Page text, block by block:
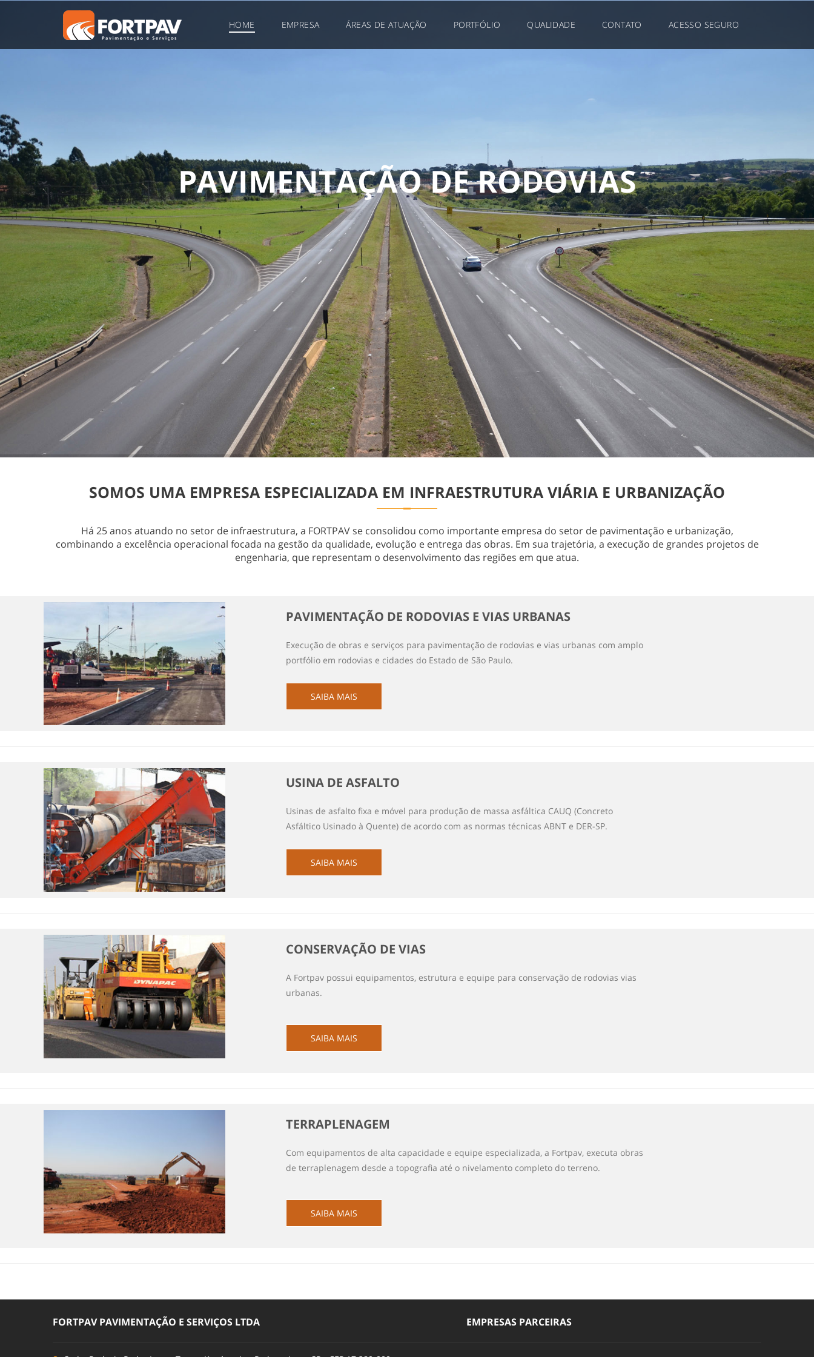
HOME EMPRESA ÁREAS DE ATUAÇÃO PORTFÓLIO QUALIDADE CONTATO ACESSO SEGURO
PAVIMENTAÇÃODERODOVIAS
SOMOS UMA EMPRESA ESPECIALIZADA EM INFRAESTRUTURA VIÁRIA E URBANIZAÇÃO
Há 25 anos atuando no setor de infraestrutura, a FORTPAV se consolidou como importante empresa do setor de pavimentação e urbanização,
combinando a excelência operacional focada na gestão da qualidade, evolução e entrega das obras. Em sua trajetória, a execução de grandes projetos de
engenharia, que representam o desenvolvimento das regiões em que atua.
PAVIMENTAÇÃO DE RODOVIAS E VIAS URBANAS
Execução de obras e serviços para pavimentação de rodovias e vias urbanas com amplo
portfólio em rodovias e cidades do Estado de São Paulo.
SAIBA MAIS
USINA DE ASFALTO
Usinas de asfalto fixa e móvel para produção de massa asfáltica CAUQ (Concreto
Asfáltico Usinado à Quente) de acordo com as normas técnicas ABNT e DER-SP.
SAIBA MAIS
CONSERVAÇÃO DE VIAS
A Fortpav possui equipamentos, estrutura e equipe para conservação de rodovias vias
urbanas.
SAIBA MAIS
TERRAPLENAGEM
Com equipamentos de alta capacidade e equipe especializada, a Fortpav, executa obras
de terraplenagem desde a topografia até o nivelamento completo do terreno.
SAIBA MAIS
FORTPAV PAVIMENTAÇÃO E SERVIÇOS LTDA EMPRESAS PARCEIRAS